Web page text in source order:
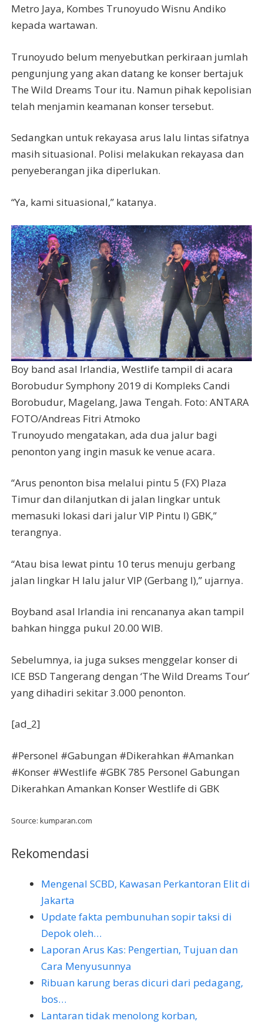
Metro Jaya, Kombes Trunoyudo Wisnu Andiko
kepada wartawan.
Trunoyudo belum menyebutkan perkiraan jumlah
pengunjung yang akan datang ke konser bertajuk
The Wild Dreams Tour itu. Namun pihak kepolisian
telah menjamin keamanan konser tersebut.
Sedangkan untuk rekayasa arus lalu lintas sifatnya
masih situasional. Polisi melakukan rekayasa dan
penyeberangan jika diperlukan.
“Ya, kami situasional,” katanya.
Boy band asal Irlandia, Westlife tampil di acara
Borobudur Symphony 2019 di Kompleks Candi
Borobudur, Magelang, Jawa Tengah. Foto: ANTARA
FOTO/Andreas Fitri Atmoko
Trunoyudo mengatakan, ada dua jalur bagi
penonton yang ingin masuk ke venue acara.
“Arus penonton bisa melalui pintu 5 (FX) Plaza
Timur dan dilanjutkan di jalan lingkar untuk
memasuki lokasi dari jalur VIP Pintu I) GBK,”
terangnya.
“Atau bisa lewat pintu 10 terus menuju gerbang
jalan lingkar H lalu jalur VIP (Gerbang I),” ujarnya.
Boyband asal Irlandia ini rencananya akan tampil
bahkan hingga pukul 20.00 WIB.
Sebelumnya, ia juga sukses menggelar konser di
ICE BSD Tangerang dengan ‘The Wild Dreams Tour’
yang dihadiri sekitar 3.000 penonton.
[ad_2]
#Personel #Gabungan #Dikerahkan #Amankan
#Konser #Westlife #GBK 785 Personel Gabungan
Dikerahkan Amankan Konser Westlife di GBK
Source: kumparan.com
Rekomendasi
Mengenal SCBD, Kawasan Perkantoran Elit di
Jakarta
Update fakta pembunuhan sopir taksi di
Depok oleh…
Laporan Arus Kas: Pengertian, Tujuan dan
Cara Menyusunnya
Ribuan karung beras dicuri dari pedagang,
bos…
Lantaran tidak menolong korban,